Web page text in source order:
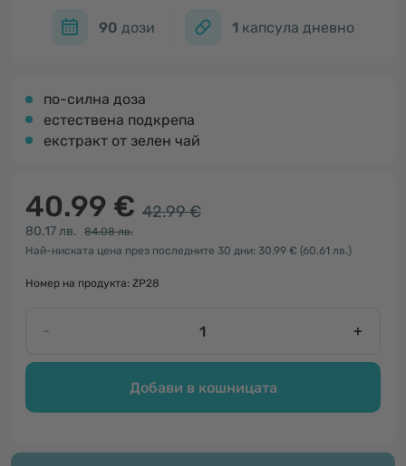
90 дози 1 капсула дневно
по-силна доза
естествена подкрепа
екстракт от зелен чай
40.99 € 42.99 €
80.17 лв.
84.08 лв.
Най-ниската цена през последните 30 дни: 30.99 € (60.61 лв.)
Номер на продукта: ZP28
- +
Добави в кошницата